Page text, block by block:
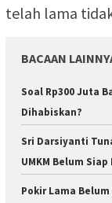
telah lama
BACAAN
Soal Rp300 Juta
Dihabiskan?
Sri Darsiyanti
UMKM Belum
Pokir Lama